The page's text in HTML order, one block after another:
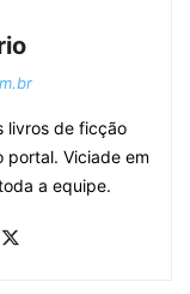
livros de ficção
Viciade em
a equipe.